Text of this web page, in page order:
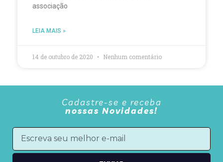
associação
LEIA MAIS »
14 de outubro de 2020 Nenhum comentário
Cadastre-se e receba
nossas Novidades!